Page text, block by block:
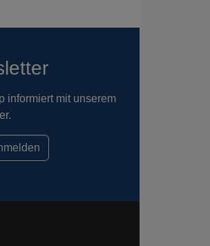
informiert mit unserem